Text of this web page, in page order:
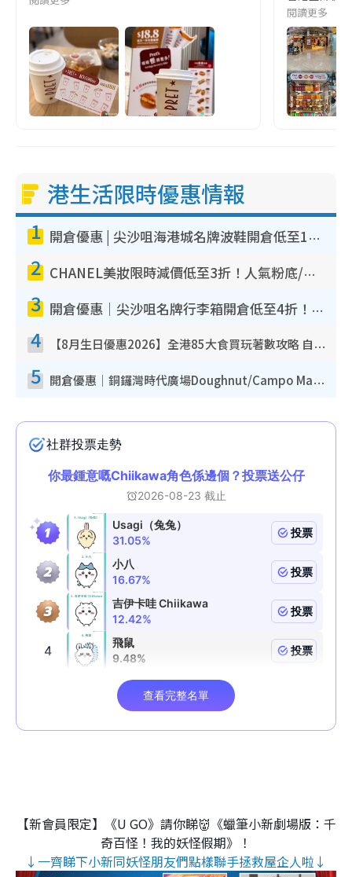
閱讀更多
港生活限時優惠情報
1 開倉優惠 | 尖沙咀海港城名牌波鞋開倉低至1折！On鞋$899起／Joy&Peace鞋履$98起
2 CHANEL美妝限時減價低至3折！人氣粉底/唇膏/精華液低至$275！COCO香水都有平
3 開倉優惠｜尖沙咀名牌行李箱開倉低至4折！一連5日 American Tourister/ace./Hallmark $200起！
4 【8月生日優惠2026】全港85大食買玩著數攻略 自助餐/火鍋放題同行免費＋誠品/DONKI送現金券
5 開倉優惠｜銅鑼灣時代廣場Doughnut/Campo Marzio開倉低至1折！背囊、書包、手袋劈價$200起
【新會員限定】《U GO》請你睇👹《蠟筆小新劇場版：千
奇百怪！我的妖怪假期》！
↓一齊睇下小新同妖怪朋友們點樣聯手拯救屋企人啦↓